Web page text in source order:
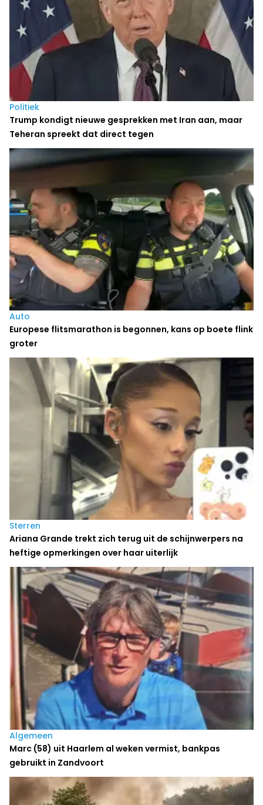
Politiek
Trump kondigt nieuwe gesprekken met Iran aan, maar
Teheran spreekt dat direct tegen
Auto
Europese flitsmarathon is begonnen, kans op boete flink
groter
Sterren
Ariana Grande trekt zich terug uit de schijnwerpers na
heftige opmerkingen over haar uiterlijk
Algemeen
Marc (58) uit Haarlem al weken vermist, bankpas
gebruikt in Zandvoort